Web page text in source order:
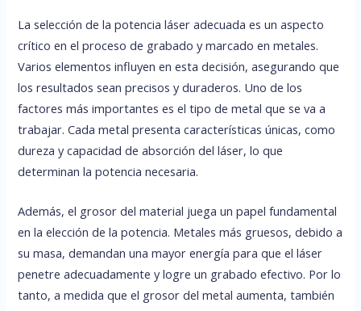
La selección de la potencia láser adecuada es un aspecto
crítico en el proceso de grabado y marcado en metales.
Varios elementos influyen en esta decisión, asegurando que
los resultados sean precisos y duraderos. Uno de los
factores más importantes es el tipo de metal que se va a
trabajar. Cada metal presenta características únicas, como
dureza y capacidad de absorción del láser, lo que
determinan la potencia necesaria.
Además, el grosor del material juega un papel fundamental
en la elección de la potencia. Metales más gruesos, debido a
su masa, demandan una mayor energía para que el láser
penetre adecuadamente y logre un grabado efectivo. Por lo
tanto, a medida que el grosor del metal aumenta, también